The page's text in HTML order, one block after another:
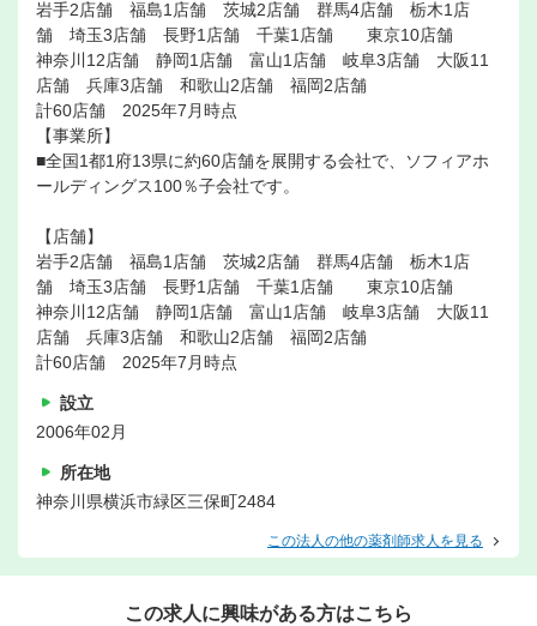
岩手2店舗 福島1店舗 茨城2店舗 群馬4店舗 栃木1店
舗 埼玉3店舗 長野1店舗 千葉1店舗 東京10店舗
神奈川12店舗 静岡1店舗 富山1店舗 岐阜3店舗 大阪11
店舗 兵庫3店舗 和歌山2店舗 福岡2店舗
計60店舗 2025年7月時点
【事業所】
■全国1都1府13県に約60店舗を展開する会社で、ソフィアホ
ールディングス100％子会社です。
【店舗】
岩手2店舗 福島1店舗 茨城2店舗 群馬4店舗 栃木1店
舗 埼玉3店舗 長野1店舗 千葉1店舗 東京10店舗
神奈川12店舗 静岡1店舗 富山1店舗 岐阜3店舗 大阪11
店舗 兵庫3店舗 和歌山2店舗 福岡2店舗
計60店舗 2025年7月時点
設立
2006年02月
所在地
神奈川県横浜市緑区三保町2484
この法人の他の薬剤師求人を見る
この求人に興味がある方はこちら